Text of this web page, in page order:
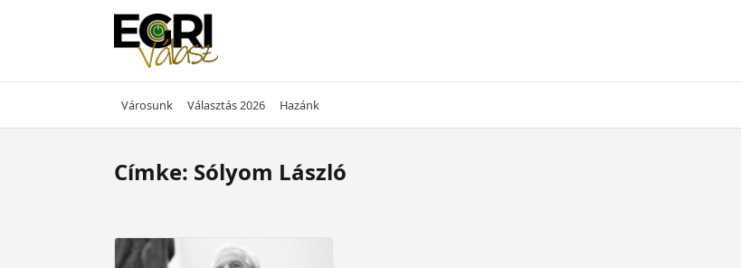
Városunk Választás 2026 Hazánk
Címke: Sólyom László